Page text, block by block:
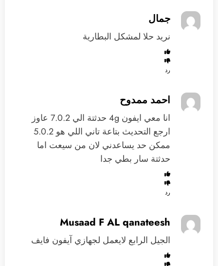
جمال
نريد حلا لمشكل البطارية
رد
احمد ممدوح
انا معي ايفون 4g حدثتة الي 7.0.2 عاوز
ارجع التحديث بتاعة تاني اللي هو 5.0.2
ممكن حد يساعدني لان من سيعت اما
حدثتة سار بطي جدا
رد
Musaad F AL qanateesh
الجيل الرابع لايعمل لجهازي آيفون فايف